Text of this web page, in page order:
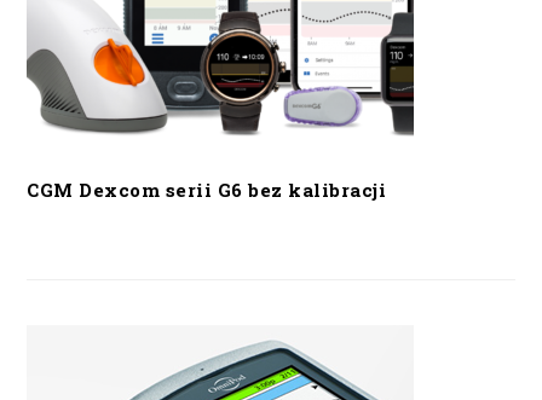
CGM Dexcom serii G6 bez kalibracji